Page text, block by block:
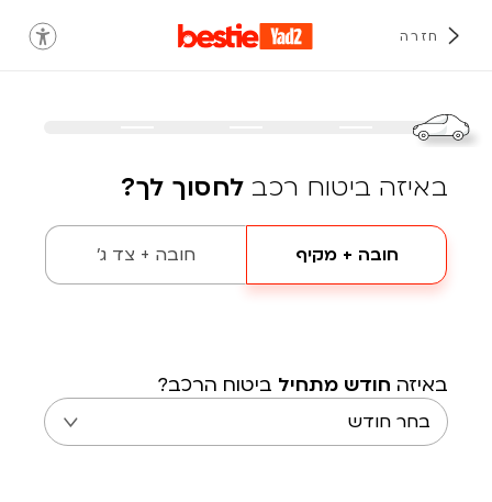
חזרה
באיזה ביטוח רכב לחסוך לך?
חובה + מקיף חובה + צד ג'
באיזה חודש מתחיל ביטוח הרכב?